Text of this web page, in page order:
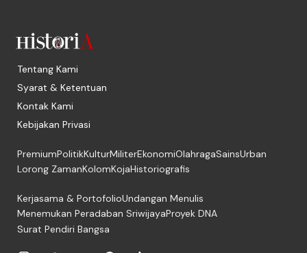
Tentang Kami
Syarat & Ketentuan
Kontak Kami
Kebijakan Privasi
PremiumPolitikKulturMiliterEkonomiOlahragaSainsUrban
Lorong ZamanKolomKojaHistoriografis
Kerjasama & PortofolioUndangan Menulis
Menemukan Peradaban SriwijayaProyek DNA
Surat Pendiri Bangsa